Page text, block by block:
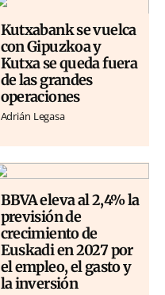
Kutxabank se vuelca
con Gipuzkoa y
Kutxa se queda fuera
de las grandes
operaciones
Adrián Legasa
BBVA eleva al 2,4% la
previsión de
crecimiento de
Euskadi en 2027 por
el empleo, el gasto y
la inversión